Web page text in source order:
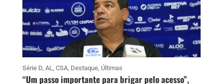
Série D, AL, CSA, Destaque, Últimas
“Um passo importante para brigar pelo acesso”,